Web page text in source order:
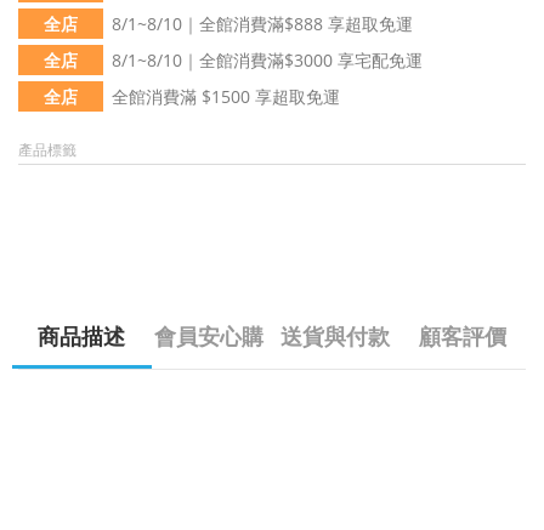
全店
8/1~8/10｜全館消費滿$888 享超取免運
全店
8/1~8/10｜全館消費滿$3000 享宅配免運
全店
全館消費滿 $1500 享超取免運
產品標籤
商品描述 會員安心購 送貨與付款 顧客評價